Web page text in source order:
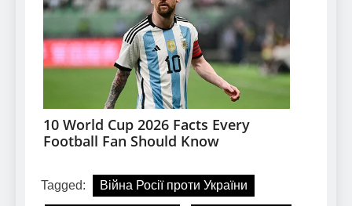
Tagged: Війна Росії проти України